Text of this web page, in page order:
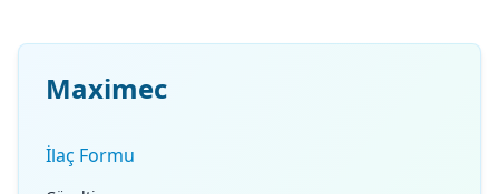
Maximec
İlaç Formu